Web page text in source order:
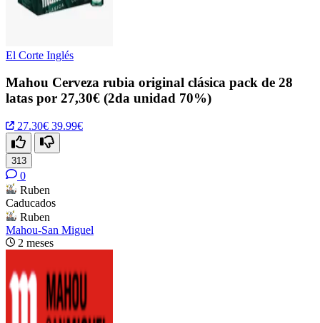
El Corte Inglés
Mahou Cerveza rubia original clásica pack de 28
latas por 27,30€ (2da unidad 70%)
27.30€ 39.99€
313
0
Ruben
Caducados
Ruben
Mahou-San Miguel
2 meses